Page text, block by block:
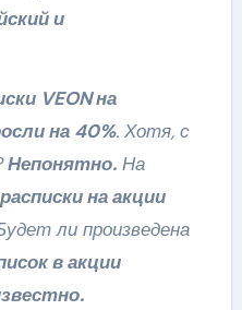
и
VEON на
на 40%. Хотя, с
Непонятно.На
расписки на акции
ли произведена
в акции